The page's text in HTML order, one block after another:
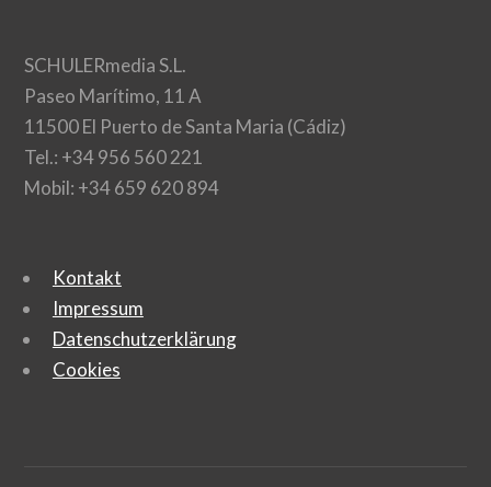
SCHULERmedia S.L.
Paseo Marítimo, 11 A
11500 El Puerto de Santa Maria (Cádiz)
Tel.: +34 956 560 221
Mobil: +34 659 620 894
Kontakt
Impressum
Datenschutzerklärung
Cookies